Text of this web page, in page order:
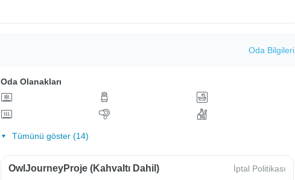
Oda Bilgileri
Oda Olanakları
Tümünü göster (14)
OwlJourneyProje (Kahvaltı Dahil) İptal Politikası